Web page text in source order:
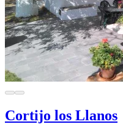
Cortijo los Llanos